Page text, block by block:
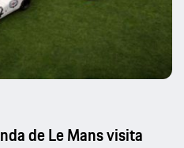
de Le Mans visita